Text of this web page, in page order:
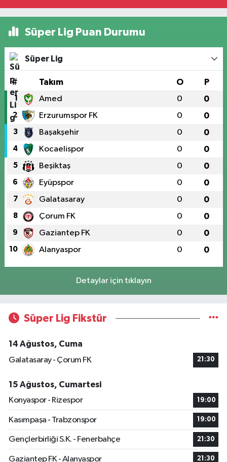
Süper Lig Puan Durumu
Süper Lig
# Takım O P
1 Amed 0 0
2 Erzurumspor FK 0 0
3 Başakşehir 0 0
4 Kocaelispor 0 0
5 Beşiktaş 0 0
6 Eyüpspor 0 0
7 Galatasaray 0 0
8 Çorum FK 0 0
9 Gaziantep FK 0 0
10 Alanyaspor 0 0
Detaylar için tıklayın
Süper Lig Fikstür
14 Ağustos, Cuma
Galatasaray - Çorum FK
21:30
15 Ağustos, Cumartesi
Konyaspor - Rizespor
19:00
Kasımpaşa - Trabzonspor 19:00
Gençlerbirliği S.K. - Fenerbahçe 21:30
Gaziantep FK - Alanyaspor 21:30